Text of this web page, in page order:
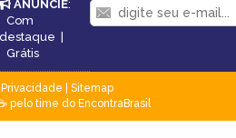
ANUNCIE:
Com
destaque |
Grátis
Privacidade
Sitemap
pelo time do EncontraBrasil